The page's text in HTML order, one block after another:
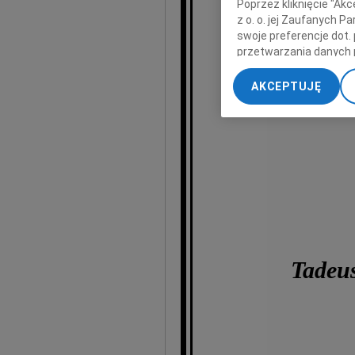
Poprzez kliknięcie
z o. o. jej Zaufanych
swoje preferencje dot.
przetwarzania danych
„Ustawienia
My, nasi Zaufani
dokładnych danych
Przechowywanie
treści, badnie
AKCEPTUJĘ